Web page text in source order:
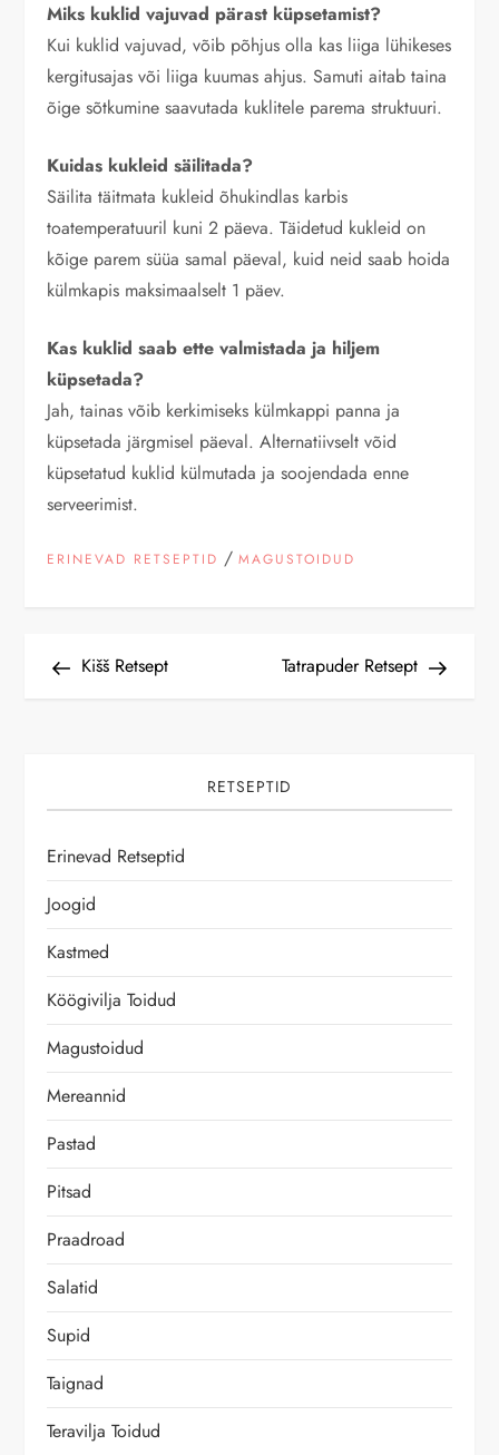
Miks kuklid vajuvad pärast küpsetamist?
Kui kuklid vajuvad, võib põhjus olla kas liiga lühikeses
kergitusajas või liiga kuumas ahjus. Samuti aitab taina
õige sõtkumine saavutada kuklitele parema struktuuri.
Kuidas kukleid säilitada?
Säilita täitmata kukleid õhukindlas karbis
toatemperatuuril kuni 2 päeva. Täidetud kukleid on
kõige parem süüa samal päeval, kuid neid saab hoida
külmkapis maksimaalselt 1 päev.
Kas kuklid saab ette valmistada ja hiljem
küpsetada?
Jah, tainas võib kerkimiseks külmkappi panna ja
küpsetada järgmisel päeval. Alternatiivselt võid
küpsetatud kuklid külmutada ja soojendada enne
serveerimist.
ERINEVAD RETSEPTID /MAGUSTOIDUD
N
g
e
e
r
i
m
i
n
e
PreviousKišš Retsept
Next
Tatrapuder Retsept
RETSEPTID
Erinevad Retseptid
Joogid
Kastmed
Köögivilja Toidud
Magustoidud
Mereannid
Pastad
Pitsad
Praadroad
Salatid
Supid
Taignad
Teravilja Toidud